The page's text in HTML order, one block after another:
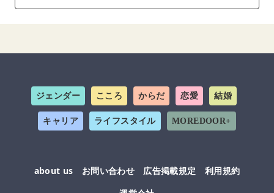
ジェンダー こころ からだ 恋愛 結婚
キャリア ライフスタイル MOREDOOR+
about us お問い合わせ 広告掲載規定
利用規約